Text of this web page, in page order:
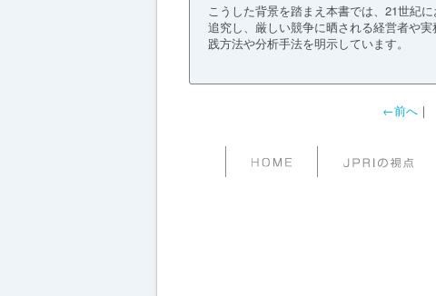
こうした背景を踏まえ本書では、21世紀
追究し、厳しい競争に晒される経営者や
践方法や分析手法を明示しています。
←前へ ｜